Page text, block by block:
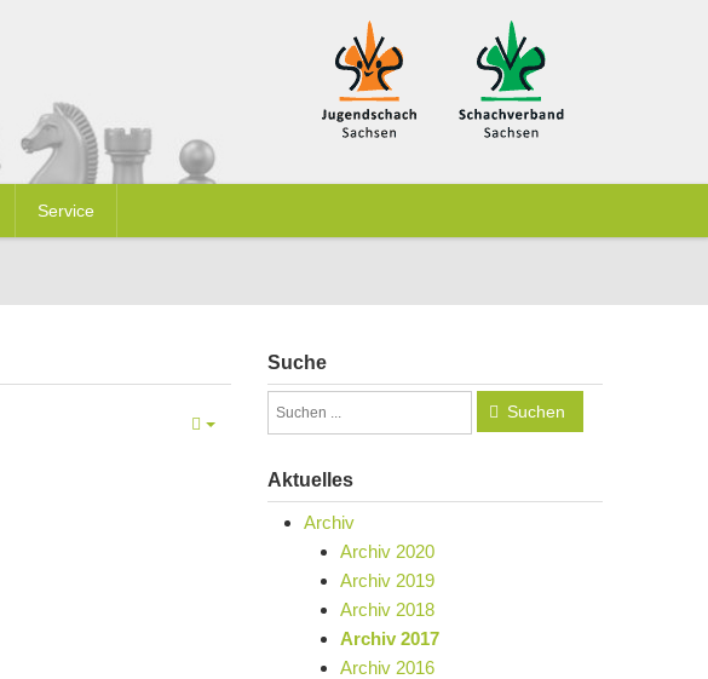
Service
Suche
Suchen
Aktuelles
Archiv
Archiv 2020
Archiv 2019
Archiv 2018
Archiv 2017
Archiv 2016